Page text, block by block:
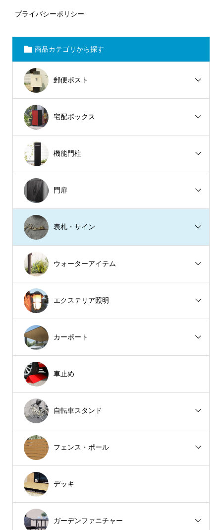
プライバシーポリシー
商品カテゴリから探す
郵便ポスト
宅配ボックス
機能門柱
門扉
表札・サイン
ウォーターアイテム
エクステリア照明
カーポート
車止め
自転車スタンド
フェンス・ポール
デッキ
ガーデンファニチャー